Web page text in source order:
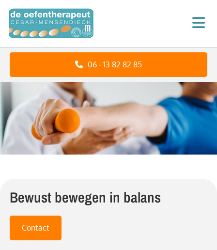
06 - 13 82 82 85
Bewust bewegen in balans
Contact